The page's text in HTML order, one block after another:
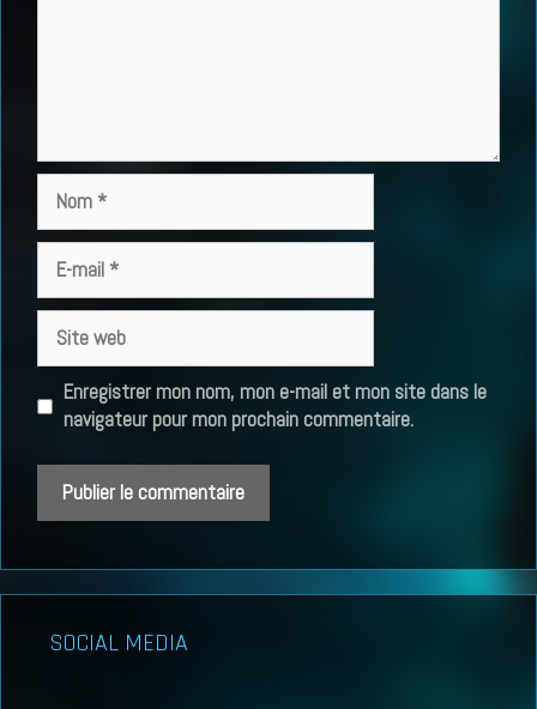
mail
web
Enregistrer mon nom, mon e-mail et mon site dans le
navigateur pour mon prochain commentaire.
SOCIAL MEDIA